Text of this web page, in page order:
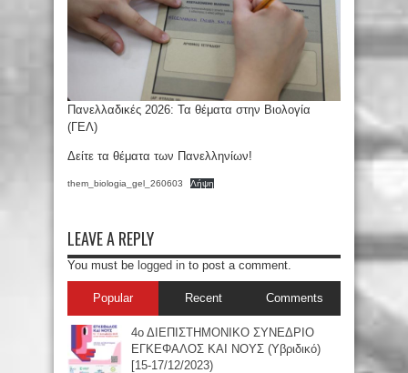
Πανελλαδικές 2026: Τα θέματα στην Βιολογία
(ΓΕΛ)
Δείτε τα θέματα των Πανελληνίων!
them_biologia_gel_260603 Λήψη
LEAVE A REPLY
You must be logged in to post a comment.
Popular Recent Comments
4ο ΔΙΕΠΙΣΤΗΜΟΝΙΚΟ ΣΥΝΕΔΡΙΟ
ΕΓΚΕΦΑΛΟΣ ΚΑΙ ΝΟΥΣ (Υβριδικό)
[15-17/12/2023)